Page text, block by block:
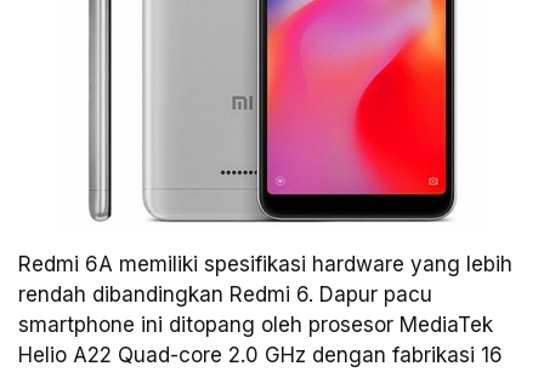
Redmi 6A memiliki spesifikasi hardware yang lebih
rendah dibandingkan Redmi 6. Dapur pacu
smartphone ini ditopang oleh prosesor MediaTek
Helio A22 Quad-core 2.0 GHz dengan fabrikasi 16